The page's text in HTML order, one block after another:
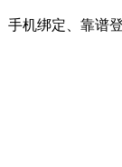
机绑定、靠谱